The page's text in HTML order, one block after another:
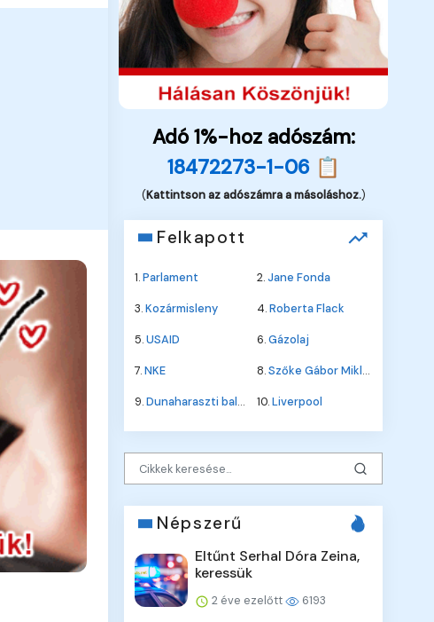
Adó 1%-hoz adószám:
18472273-1-06 📋
(Kattintson az adószámra a másoláshoz.)
Felkapott
1.Parlament 2.Jane Fonda
3.Kozármisleny 4.Roberta Flack
5.USAID 6.Gázolaj
7.NKE 8.Szőke Gábor Miklós
9.Dunaharaszti baleset 10.Liverpool
Népszerű
Eltűnt Serhal Dóra Zeina,
keressük
2 éve ezelőtt 6193